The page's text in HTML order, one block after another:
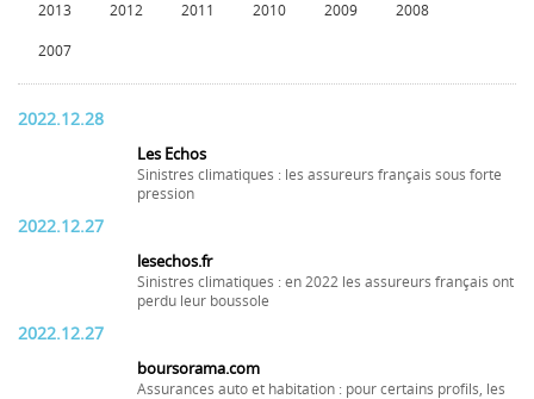
2013 2012 2011 2010 2009 2008
2007
2022.12.28
Les Echos
Sinistres climatiques : les assureurs français sous forte
pression
2022.12.27
lesechos.fr
Sinistres climatiques : en 2022 les assureurs français ont
perdu leur boussole
2022.12.27
boursorama.com
Assurances auto et habitation : pour certains profils, les